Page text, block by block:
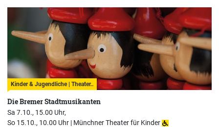
Kinder & Jugendliche | Theater..
Die Bremer Stadtmusikanten
Sa 7.10., 15.00 Uhr,
So 15.10., 10.00 Uhr | Münchner Theater für Kinder